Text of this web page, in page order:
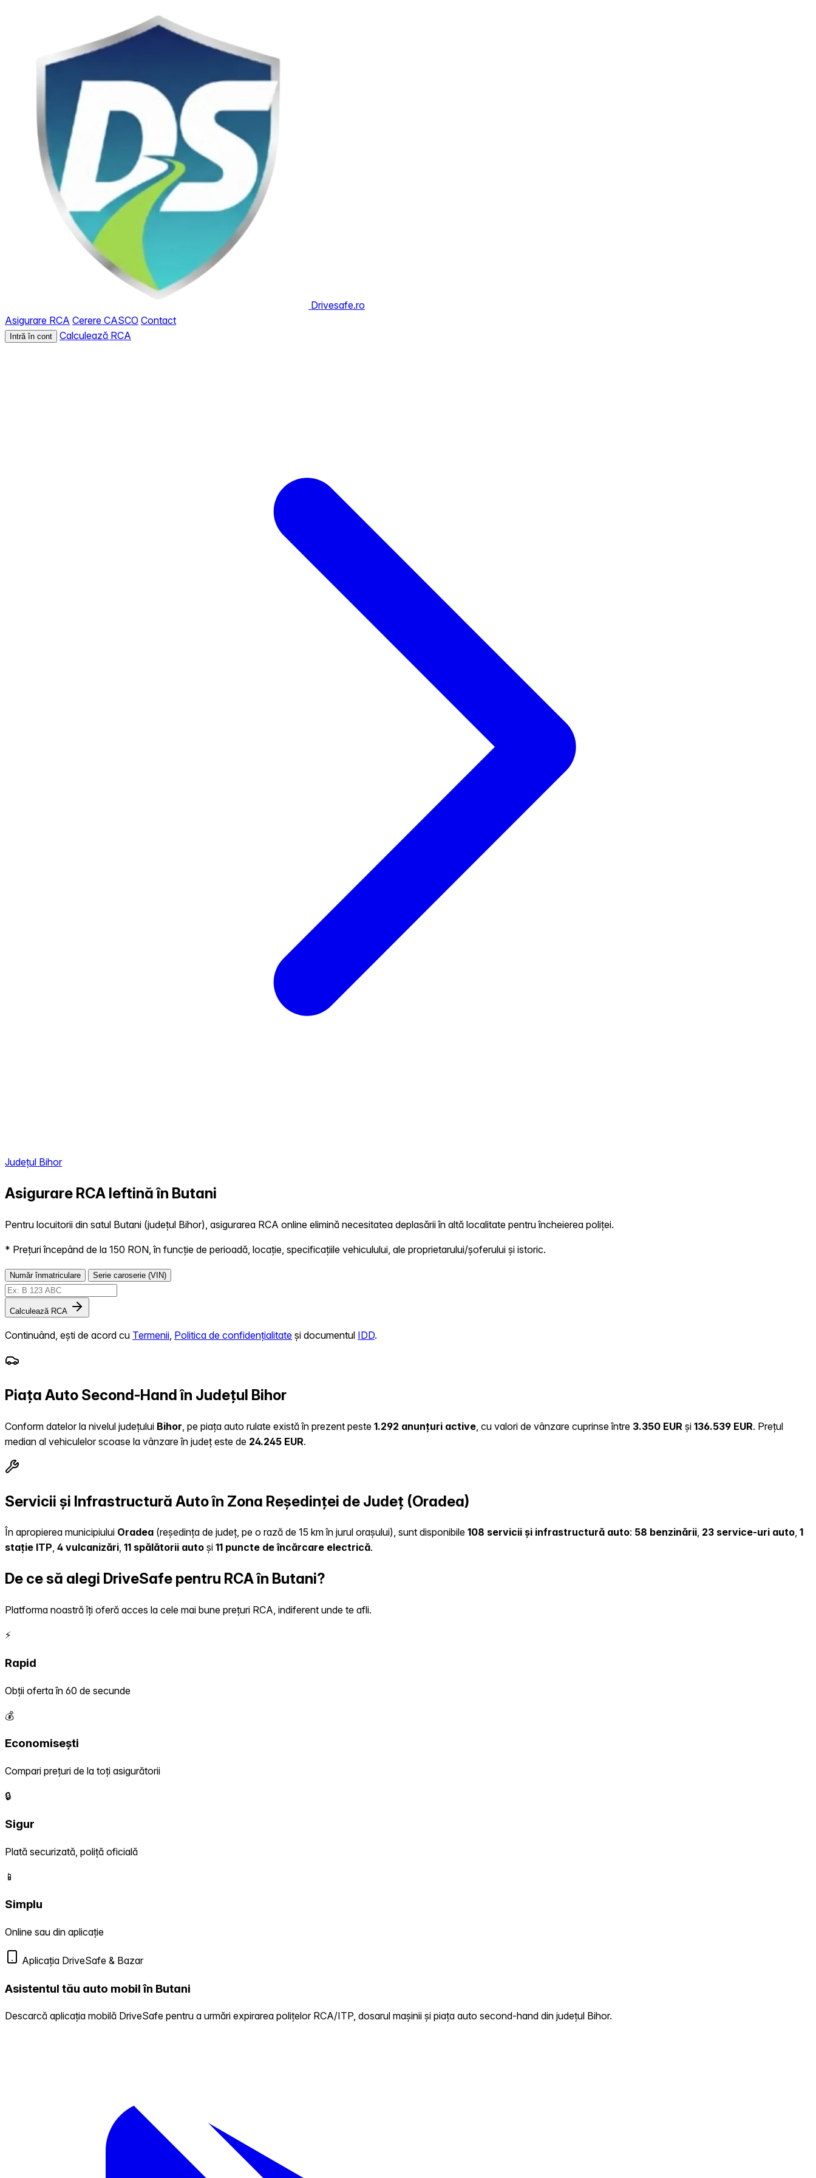
Drivesafe.ro
Asigurare RCA Cerere CASCO Contact
Intră în cont Calculează RCA
Județul Bihor
Asigurare RCA Ieftină în Butani
Pentru locuitorii din satul Butani (județul Bihor), asigurarea RCA online elimină necesitatea deplasării în altă localitate pentru încheierea poliței.
* Prețuri începând de la 150 RON, în funcție de perioadă, locație, specificațiile vehiculului, ale proprietarului/șoferului și istoric.
Număr înmatriculare Serie caroserie (VIN)
Calculează RCA
Continuând, ești de acord cu Termenii Politica de confidențialitate și documentul IDD.
Piața Auto Second-Hand în Județul Bihor
Conform datelor la nivelul județului Bihor , pe piața auto rulate există în prezent peste 1.292 anunțuri active , cu valori de vânzare cuprinse între 3.350 EUR și 136.539 EUR. Prețul
median al vehiculelor scoase la vânzare în județ este de 24.245 EUR.
Servicii și Infrastructură Auto în Zona Reședinței de Județ (Oradea)
În apropierea municipiului Oradea (reședința de județ, pe o rază de 15 km în jurul orașului), sunt disponibile 108 servicii și infrastructură auto: 58 benzinării, 23 service-uri auto, 1
stație ITP, 4 vulcanizări, 11 spălătorii auto și 11 puncte de încărcare electrică.
De ce să alegi DriveSafe pentru RCA în Butani?
Platforma noastră îți oferă acces la cele mai bune prețuri RCA, indiferent unde te afli.
⚡
Rapid
Obții oferta în 60 de secunde
💰
Economisești
Compari prețuri de la toți asigurătorii
🔒
Sigur
Plată securizată, poliță oficială
📱
Simplu
Online sau din aplicație
Aplicația DriveSafe & Bazar
Asistentul tău auto mobil în Butani
Descarcă aplicația mobilă DriveSafe pentru a urmări expirarea polițelor RCA/ITP, dosarul mașinii și piața auto second-hand din județul Bihor.